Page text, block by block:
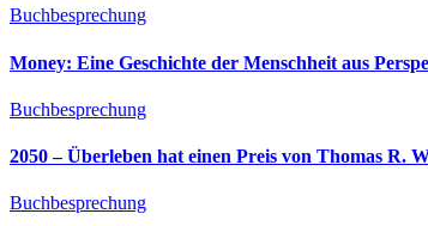
Buchbesprechung
Money: Eine Geschichte der Menschheit aus
Buchbesprechung
2050 – Überleben hat einen Preis von Thomas R.
Buchbesprechung